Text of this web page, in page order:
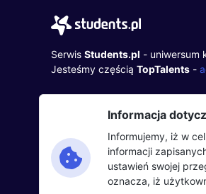
Serwis Students.pl - uniwersum
Jesteśmy częścią TopTalents -
ul. Twarda 18, 00-105 Warszawa
+48 518 637 436
NIP: 9452235137
Informacja
Informujemy, iż w
informacji
ustawień swojej
oznacza, iż